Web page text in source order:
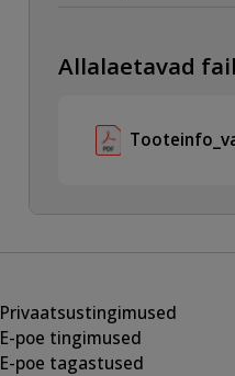
Allalaetavad
Privaatsustingimused
E-poe tingimused
E-poe tagastused